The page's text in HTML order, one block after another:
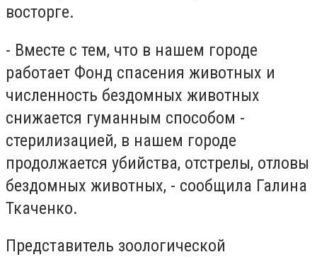
восторге.
- Вместе с тем, что в нашем городе
работает Фонд спасения животных и
численность бездомных животных
снижается гуманным способом -
стерилизацией, в нашем городе
продолжается убийства, отстрелы, отловы
бездомных животных, - сообщила Галина
Ткаченко.
Представитель зоологической